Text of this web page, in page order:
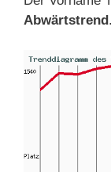
Abwärtstrend.